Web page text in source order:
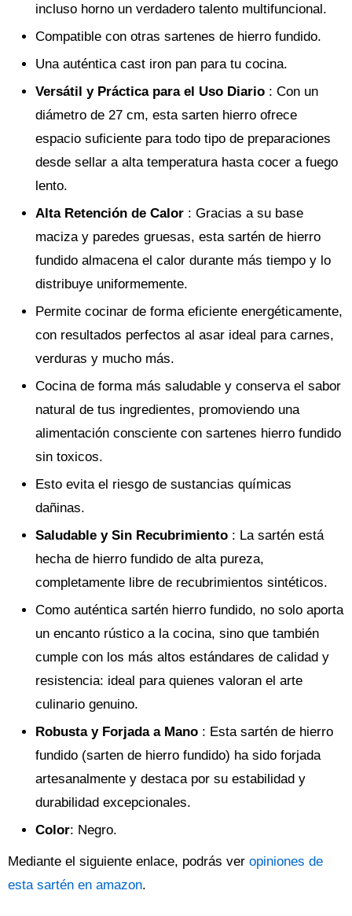
incluso horno un verdadero talento multifuncional.
Compatible con otras sartenes de hierro fundido.
Una auténtica cast iron pan para tu cocina.
Versátil y Práctica para el Uso Diario : Con un
diámetro de 27 cm, esta sarten hierro ofrece
espacio suficiente para todo tipo de preparaciones
desde sellar a alta temperatura hasta cocer a fuego
lento.
Alta Retención de Calor : Gracias a su base
maciza y paredes gruesas, esta sartén de hierro
fundido almacena el calor durante más tiempo y lo
distribuye uniformemente.
Permite cocinar de forma eficiente energéticamente,
con resultados perfectos al asar ideal para carnes,
verduras y mucho más.
Cocina de forma más saludable y conserva el sabor
natural de tus ingredientes, promoviendo una
alimentación consciente con sartenes hierro fundido
sin toxicos.
Esto evita el riesgo de sustancias químicas
dañinas.
Saludable y Sin Recubrimiento : La sartén está
hecha de hierro fundido de alta pureza,
completamente libre de recubrimientos sintéticos.
Como auténtica sartén hierro fundido, no solo aporta
un encanto rústico a la cocina, sino que también
cumple con los más altos estándares de calidad y
resistencia: ideal para quienes valoran el arte
culinario genuino.
Robusta y Forjada a Mano : Esta sartén de hierro
fundido (sarten de hierro fundido) ha sido forjada
artesanalmente y destaca por su estabilidad y
durabilidad excepcionales.
Color: Negro.
Mediante el siguiente enlace, podrás ver opiniones de
esta sartén en amazon.